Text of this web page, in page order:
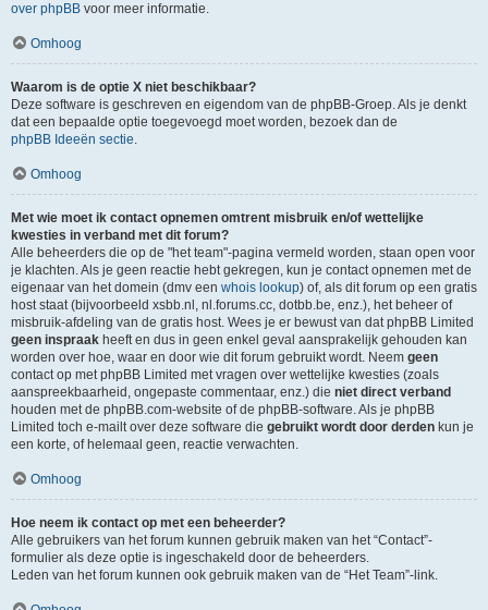
over phpBB voor meer informatie.
Omhoog
Waarom is de optie X niet beschikbaar?
Deze software is geschreven en eigendom van de phpBB-Groep. Als je denkt
dat een bepaalde optie toegevoegd moet worden, bezoek dan de
phpBB Ideeën sectie.
Omhoog
Met wie moet ik contact opnemen omtrent misbruik en/of wettelijke
kwesties in verband met dit forum?
Alle beheerders die op de "het team"-pagina vermeld worden, staan open voor
je klachten. Als je geen reactie hebt gekregen, kun je contact opnemen met de
eigenaar van het domein (dmv een whois lookup) of, als dit forum op een gratis
host staat (bijvoorbeeld xsbb.nl, nl.forums.cc, dotbb.be, enz.), het beheer of
misbruik-afdeling van de gratis host. Wees je er bewust van dat phpBB Limited
geen inspraak heeft en dus in geen enkel geval aansprakelijk gehouden kan
worden over hoe, waar en door wie dit forum gebruikt wordt. Neem geen
contact op met phpBB Limited met vragen over wettelijke kwesties (zoals
aanspreekbaarheid, ongepaste commentaar, enz.) die niet direct verband
houden met de phpBB.com-website of de phpBB-software. Als je phpBB
Limited toch e-mailt over deze software die gebruikt wordt door derden kun je
een korte, of helemaal geen, reactie verwachten.
Omhoog
Hoe neem ik contact op met een beheerder?
Alle gebruikers van het forum kunnen gebruik maken van het “Contact”-
formulier als deze optie is ingeschakeld door de beheerders.
Leden van het forum kunnen ook gebruik maken van de “Het Team”-link.